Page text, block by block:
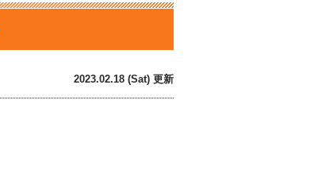
2023.02.18 (Sat) 更新